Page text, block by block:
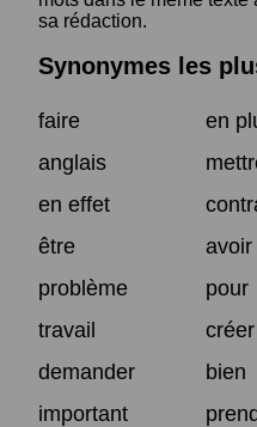
sa rédaction.
Synonymes les
faire
en
anglais
en effet
être
avoir
problème
pour
travail
créer
demander
bien
important